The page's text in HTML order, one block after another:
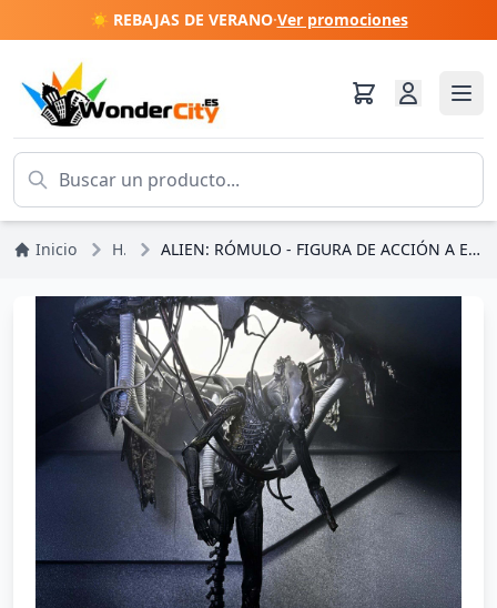
☀️ REBAJAS DE VERANO·Ver promociones
Inicio Halloween ALIEN: RÓMULO - FIGURA DE ACCIÓN A ESCALA DE 7" - LABORATORIO SUSPENDIDO DE LUJO XENOMORFO XX121